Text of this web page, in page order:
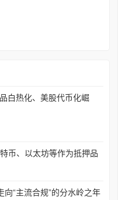
白热化、美股代币化崛
币、以太坊等作为抵押品
“主流合规”的分水岭之年